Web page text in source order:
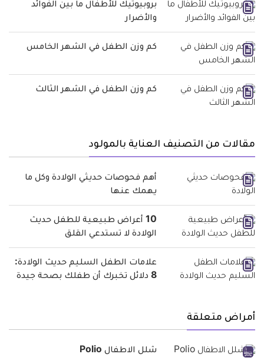
بروبيوتيك للأطفال ما بين الفوائد
والأضرار
كم وزن الطفل في الشهر الخامس
كم وزن الطفل في الشهر الثالث
مقالات من التصنيف العناية بالمولود
أهم فحوصات حديثي الولادة وكل ما
يهمك عنها
10 أعراض طبيعية للطفل حديث
الولادة لا تستدعي القلق
علامات الطفل السليم حديث الولادة:
8 دلائل تخبرك أن طفلك بصحة جيدة
أمراض متعلقة
شلل الاطفال Polio